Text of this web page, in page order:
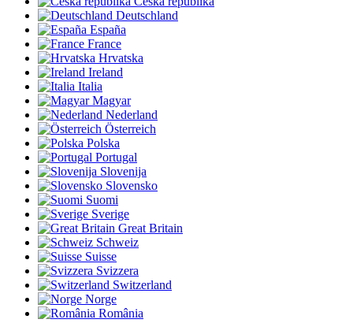
Deutschland
España
France
Hrvatska
Ireland
Italia
Magyar
Nederland
Österreich
Polska
Portugal
Slovenija
Slovensko
Suomi
Sverige
Great Britain
Schweiz
Suisse
Svizzera
Switzerland
Norge
România